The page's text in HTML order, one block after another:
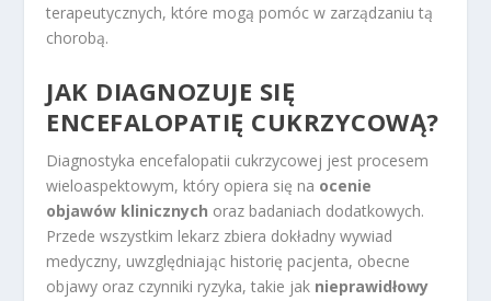
terapeutycznych, które mogą pomóc w zarządzaniu tą
chorobą.
JAK DIAGNOZUJE SIĘ
ENCEFALOPATIĘ CUKRZYCOWĄ?
Diagnostyka encefalopatii cukrzycowej jest procesem
wieloaspektowym, który opiera się na ocenie
objawów klinicznych oraz badaniach dodatkowych.
Przede wszystkim lekarz zbiera dokładny wywiad
medyczny, uwzględniając historię pacjenta, obecne
objawy oraz czynniki ryzyka, takie jak nieprawidłowy